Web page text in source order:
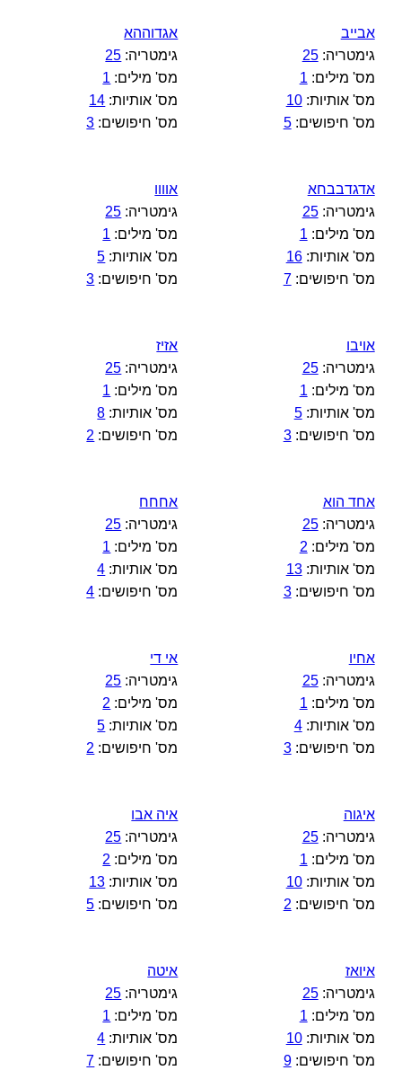
אבייב
גימטריה:25
מס' מילים: 1
מס' אותיות:10
מס' חיפושים:5
אגדוההא
גימטריה: 25
מס' מילים: 1
מס' אותיות: 14
מס' חיפושים: 3
אדגדבבחא
גימטריה:25
מס' מילים: 1
מס' אותיות:16
מס' חיפושים:7
אוווו
גימטריה: 25
מס' מילים: 1
מס' אותיות: 5
מס' חיפושים: 3
אויבו
גימטריה:25
מס' מילים: 1
מס' אותיות:5
מס' חיפושים:3
אזיז
גימטריה: 25
מס' מילים: 1
מס' אותיות: 8
מס' חיפושים: 2
אחד הוא
גימטריה:25
מס' מילים: 2
מס' אותיות:13
מס' חיפושים:3
אחחח
גימטריה: 25
מס' מילים: 1
מס' אותיות: 4
מס' חיפושים: 4
אחיו
גימטריה:25
מס' מילים: 1
מס' אותיות:4
מס' חיפושים:3
אי די
גימטריה: 25
מס' מילים: 2
מס' אותיות: 5
מס' חיפושים: 2
איגוה
גימטריה:25
מס' מילים: 1
מס' אותיות:10
מס' חיפושים: 2
איה אבו
גימטריה: 25
מס' מילים: 2
מס' אותיות: 13
מס' חיפושים: 5
איואז
גימטריה:25
מס' מילים: 1
מס' אותיות:10
מס' חיפושים:9
איטה
גימטריה: 25
מס' מילים: 1
מס' אותיות: 4
מס' חיפושים: 7